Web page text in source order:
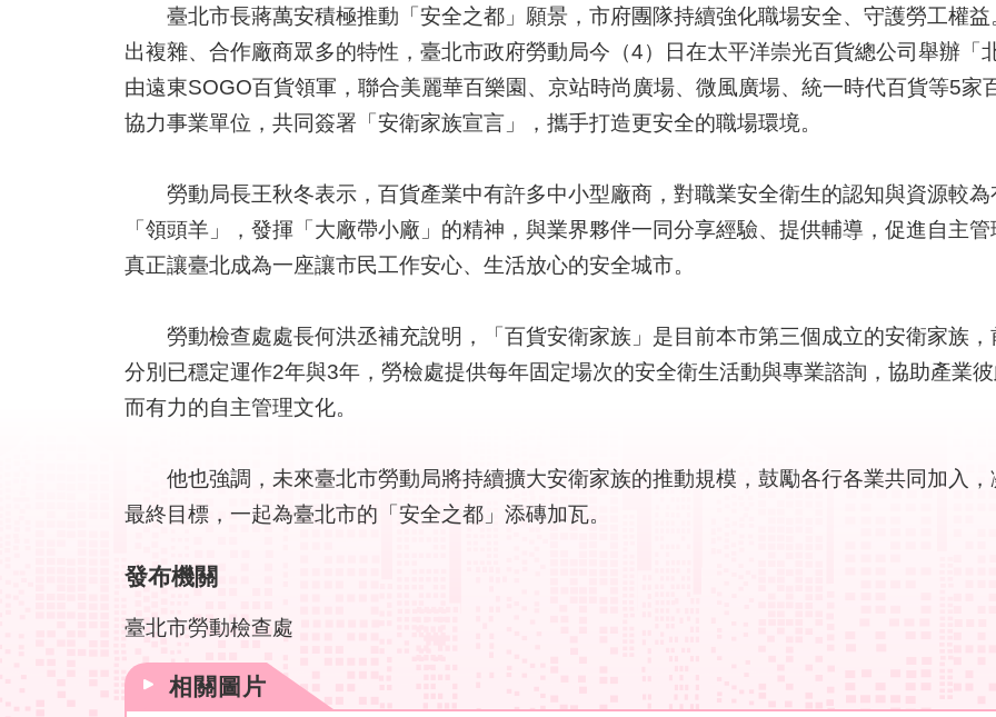
臺北市長蔣萬安積極推動「安全之都」願景，市府團隊持續強化職場安全、守護勞工權益
出複雜、合作廠商眾多的特性，臺北市政府勞動局今（4）日在太平洋崇光百貨總公司舉辦「
由遠東SOGO百貨領軍，聯合美麗華百樂園、京站時尚廣場、微風廣場、統一時代百貨等5
協力事業單位，共同簽署「安衛家族宣言」，攜手打造更安全的職場環境。
勞動局長王秋冬表示，百貨產業中有許多中小型廠商，對職業安全衛生的認知與資源較為
「領頭羊」，發揮「大廠帶小廠」的精神，與業界夥伴一同分享經驗、提供輔導，促進自主
真正讓臺北成為一座讓市民工作安心、生活放心的安全城市。
勞動檢查處處長何洪丞補充說明，「百貨安衛家族」是目前本市第三個成立的安衛家族，
分別已穩定運作2年與3年，勞檢處提供每年固定場次的安全衛生活動與專業諮詢，協助產業
而有力的自主管理文化。
他也強調，未來臺北市勞動局將持續擴大安衛家族的推動規模，鼓勵各行各業共同加入，
最終目標，一起為臺北市的「安全之都」添磚加瓦。
發布機關
臺北市勞動檢查處
相關圖片